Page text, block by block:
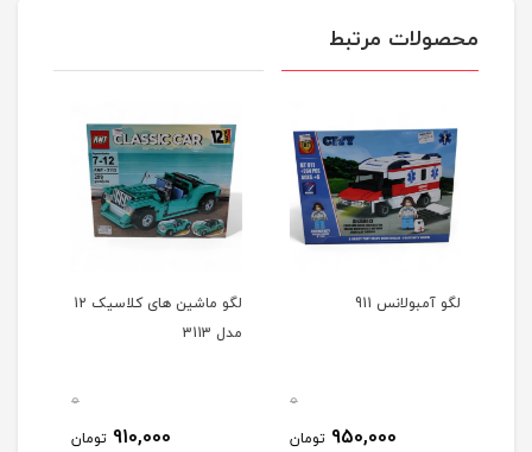
محصولات مرتبط
لگو آمبولانس 911
0
950,000 تومان
لگو ماشین های کلاسیک 12
مدل 3113
0
910,000 تومان